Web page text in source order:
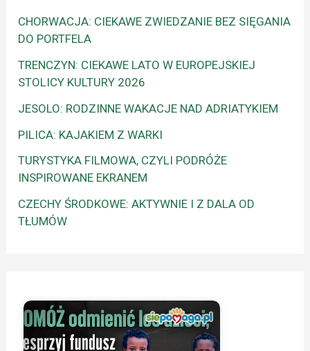
CHORWACJA: CIEKAWE ZWIEDZANIE BEZ SIĘGANIA
DO PORTFELA
TRENCZYN: CIEKAWE LATO W EUROPEJSKIEJ
STOLICY KULTURY 2026
JESOLO: RODZINNE WAKACJE NAD ADRIATYKIEM
PILICA: KAJAKIEM Z WARKI
TURYSTYKA FILMOWA, CZYLI PODRÓŻE
INSPIROWANE EKRANEM
CZECHY ŚRODKOWE: AKTYWNIE I Z DALA OD
TŁUMÓW